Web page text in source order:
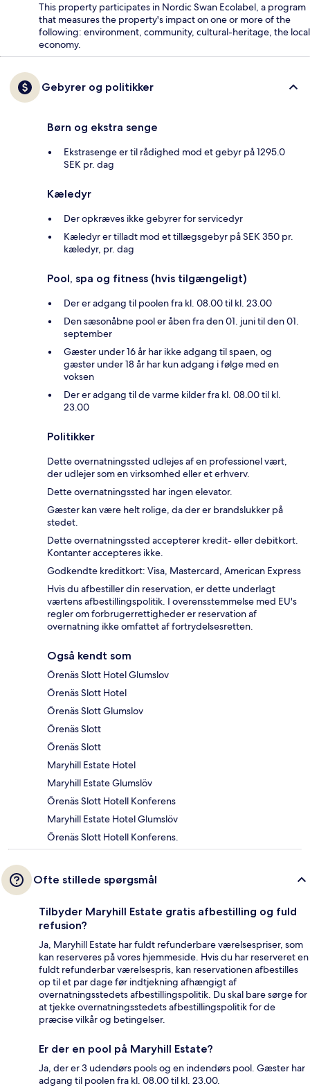
This property participates in Nordic Swan Ecolabel, a program
that measures the property's impact on one or more of the
following: environment, community, cultural-heritage, the local
economy.
Gebyrer og politikker
Børn og ekstra senge
Ekstrasenge er til rådighed mod et gebyr på 1295.0
SEK pr. dag
Kæledyr
Der opkræves ikke gebyrer for servicedyr
Kæledyr er tilladt mod et tillægsgebyr på SEK 350 pr.
kæledyr, pr. dag
Pool, spa og fitness (hvis tilgængeligt)
Der er adgang til poolen fra kl. 08.00 til kl. 23.00
Den sæsonåbne pool er åben fra den 01. juni til den 01.
september
Gæster under 16 år har ikke adgang til spaen, og
gæster under 18 år har kun adgang i følge med en
voksen
Der er adgang til de varme kilder fra kl. 08.00 til kl.
23.00
Politikker
Dette overnatningssted udlejes af en professionel vært,
der udlejer som en virksomhed eller et erhverv.
Dette overnatningssted har ingen elevator.
Gæster kan være helt rolige, da der er brandslukker på
stedet.
Dette overnatningssted accepterer kredit- eller debitkort.
Kontanter accepteres ikke.
Godkendte kreditkort: Visa, Mastercard, American Express
Hvis du afbestiller din reservation, er dette underlagt
værtens afbestillingspolitik. I overensstemmelse med EU's
regler om forbrugerrettigheder er reservation af
overnatning ikke omfattet af fortrydelsesretten.
Også kendt som
Örenäs Slott Hotel Glumslov
Örenäs Slott Hotel
Örenäs Slott Glumslov
Örenäs Slott
Örenäs Slott
Maryhill Estate Hotel
Maryhill Estate Glumslöv
Örenäs Slott Hotell Konferens
Maryhill Estate Hotel Glumslöv
Örenäs Slott Hotell Konferens.
Ofte stillede spørgsmål
Tilbyder Maryhill Estate gratis afbestilling og fuld
refusion?
Ja, Maryhill Estate har fuldt refunderbare værelsespriser, som
kan reserveres på vores hjemmeside. Hvis du har reserveret en
fuldt refunderbar værelsespris, kan reservationen afbestilles
op til et par dage før indtjekning afhængigt af
overnatningsstedets afbestillingspolitik. Du skal bare sørge for
at tjekke overnatningsstedets afbestillingspolitik for de
præcise vilkår og betingelser.
Er der en pool på Maryhill Estate?
Ja, der er 3 udendørs pools og en indendørs pool. Gæster har
adgang til poolen fra kl. 08.00 til kl. 23.00.